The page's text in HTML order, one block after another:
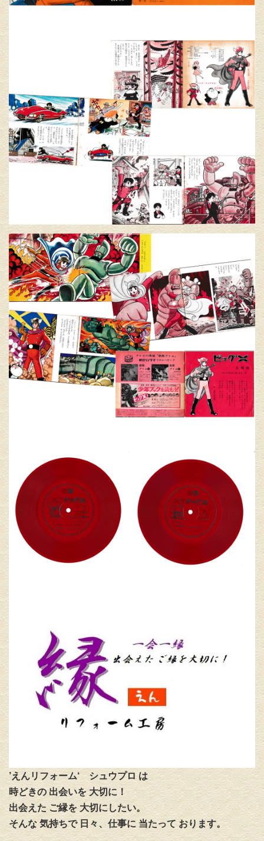
’えんリフォーム‘ シュウプロ は
時どきの 出会いを 大切に！
出会えた ご縁を 大切にしたい。
そんな 気持ちで 日々、仕事に 当たって おります。